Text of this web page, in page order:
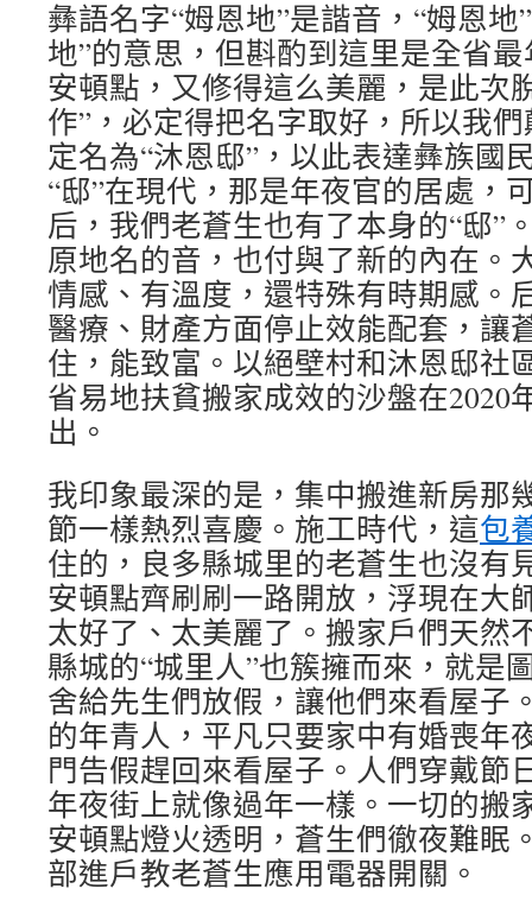
彝語名字“姆恩地”是諧音，“姆恩
地”的意思，但斟酌到這里是全省
安頓點，又修得這么美麗，是此次
作”，必定得把名字取好，所以我
定名為“沐恩邸”，以此表達彝族國
“邸”在現代，那是年夜官的居處，
后，我們老蒼生也有了本身的“邸”
原地名的音，也付與了新的內在。
情感、有溫度，還特殊有時期感。
醫療、財產方面停止效能配套，讓
住，能致富。以絕壁村和沐恩邸社
省易地扶貧搬家成效的沙盤在2020
出。
我印象最深的是，集中搬進新房那
節一樣熱烈喜慶。施工時代，這包
住的，良多縣城里的老蒼生也沒有
安頓點齊刷刷一路開放，浮現在大
太好了、太美麗了。搬家戶們天然
縣城的“城里人”也簇擁而來，就是
舍給先生們放假，讓他們來看屋子
的年青人，平凡只要家中有婚喪年
門告假趕回來看屋子。人們穿戴節
年夜街上就像過年一樣。一切的搬
安頓點燈火透明，蒼生們徹夜難眠
部進戶教老蒼生應用電器開關。